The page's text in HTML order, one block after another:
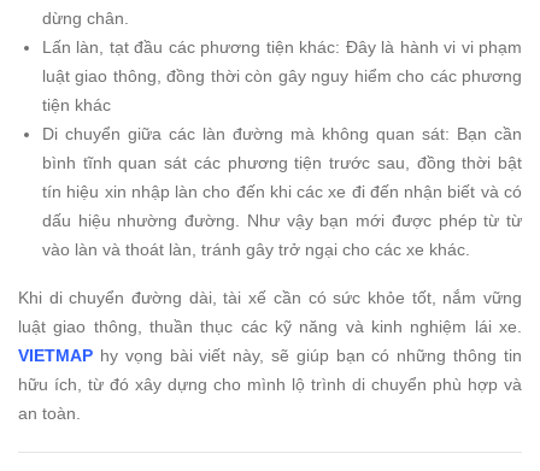
dừng chân.
Lấn làn, tạt đầu các phương tiện khác: Đây là hành vi vi phạm
luật giao thông, đồng thời còn gây nguy hiểm cho các phương
tiện khác
Di chuyển giữa các làn đường mà không quan sát: Bạn cần
bình tĩnh quan sát các phương tiện trước sau, đồng thời bật
tín hiệu xin nhập làn cho đến khi các xe đi đến nhận biết và có
dấu hiệu nhường đường. Như vậy bạn mới được phép từ từ
vào làn và thoát làn, tránh gây trở ngại cho các xe khác.
Khi di chuyển đường dài, tài xế cần có sức khỏe tốt, nắm vững
luật giao thông, thuần thục các kỹ năng và kinh nghiệm lái xe.
VIETMAP hy vọng bài viết này, sẽ giúp bạn có những thông tin
hữu ích, từ đó xây dựng cho mình lộ trình di chuyển phù hợp và
an toàn.